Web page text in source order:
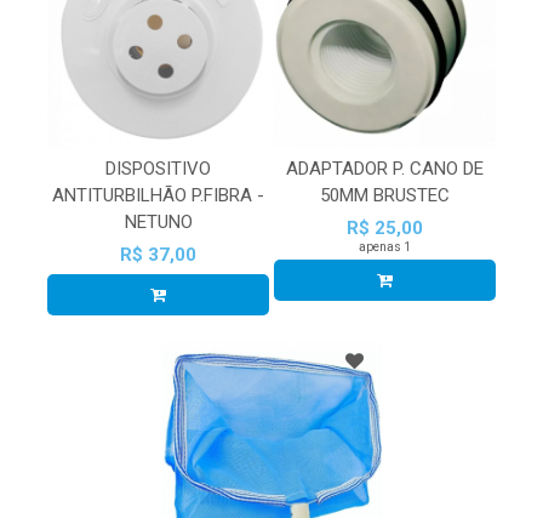
DISPOSITIVO
ANTITURBILHÃO P.FIBRA -
NETUNO
R$ 37,00
ADAPTADOR P. CANO DE
50MM BRUSTEC
R$ 25,00
apenas 1